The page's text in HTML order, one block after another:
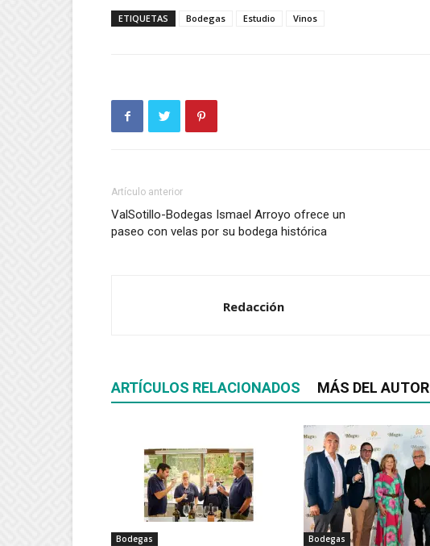
ETIQUETAS Bodegas Estudio Vinos
Artículo anterior
ValSotillo-Bodegas Ismael Arroyo ofrece un
paseo con velas por su bodega histórica
Redacción
ARTÍCULOS RELACIONADOS MÁS DEL AUTOR
Bodegas Bodegas